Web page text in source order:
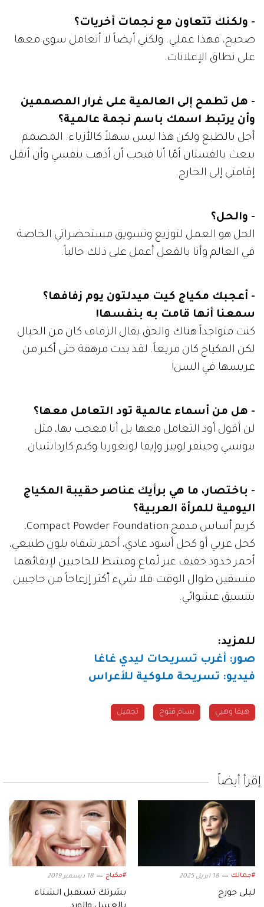
- ولكنك تتعاون مع نجمات أخريات؟
صحيح، فهذا عملي. ولكني أيضاً لا أتعامل سوى معها
على نطاق الإعلانات.
- هل تطمح إلى العالمية على غرار المصممين
وأن يرتبط اسمك باسم نجمة عالمية؟
أجل بالطبع ولكن هذا ليس سهلاً كالأزياء. المصمم
يبعث بالفستان أمّا أنا فيجب أن أذهب بنفسي وأن أنقل
إقامتي إلى الخارج.
- والحل؟
الحل هو العمل لتوزيع وتسويق مستحضراتي الخاصة
في العالم وأنا بالفعل أعمل على ذلك حالياً.
- أعجبك مكياج كيت ميدلتون يوم زفافها؟
سمعنا أنها قامت به بنفسها!
كنت متواجداً هناك والحق يقال الزفاف كان من الخيال
لكن المكياج كان مريعاً. لقد بدت مرهقة حتى أكبر من
عريسها في السن!
- هل من أسماء عالمية تود التعامل معها؟
لن أقول أود التعامل معها بل أنا معجب بها، مثل
بيونسي وجينفر لوبيز وإيفا لونغوريا وكيم كارداشيان.
- باختصار، ما هي برأيك عناصر حقيبة المكياج
اليومية للمرأة العربية؟
كريم أساس مدمج Compact Powder Foundation،
كحل عربي أو كحل أسود عادي، أحمر شفاه بلون طبيعي،
أحمر خدود خفيف غير لّماع ومشط للحاجبين لإبقائهما
منسقين طوال الوقت فلا شيء أكثر إزعاجاً من حاجبين
بتنسيق عشوائي.
للمزيد:
صور: أغرب تسريحات ليدي غاغا
فيديو: تسريحة ملوكية للأعراس
هيفا وهبي بسام فتوح تجميل
إقرأ أيضاً
#جمالك 18 ابريل 2025
ليلى جورج
#مكياج 18 ديسمبر 2019
بشرتك تستقبل الشتاء